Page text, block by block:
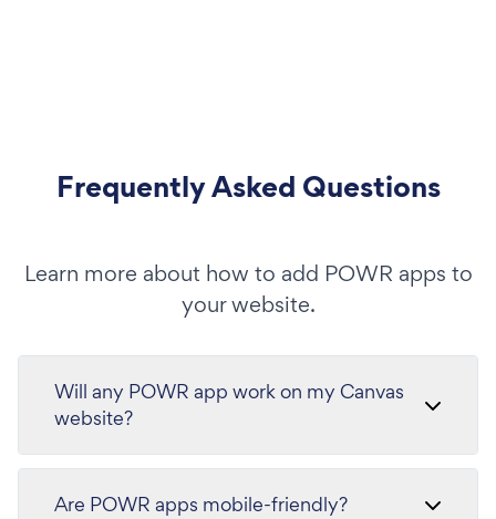
Frequently Asked Questions
Learn more about how to add POWR apps to
your website.
Will any POWR app work on my Canvas
website?
Are POWR apps mobile-friendly?